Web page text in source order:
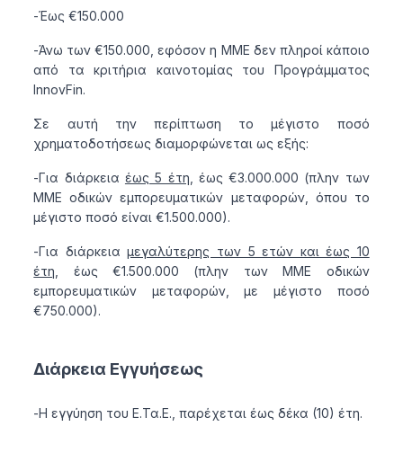
-Έως €150.000
-Άνω των €150.000, εφόσον η ΜΜΕ δεν πληροί κάποιο
από τα κριτήρια καινοτομίας του Προγράμματος
InnovFin.
Σε αυτή την περίπτωση το μέγιστο ποσό
χρηματοδοτήσεως διαμορφώνεται ως εξής:
-Για διάρκεια έως 5 έτη , έως €3.000.000 (πλην των
ΜΜΕ οδικών εμπορευματικών μεταφορών, όπου το
μέγιστο ποσό είναι €1.500.000).
-Για διάρκειαμεγαλύτερης των 5 ετών και έως 10
έτη , έως €1.500.000 (πλην των ΜΜΕ οδικών
εμπορευματικών μεταφορών, με μέγιστο ποσό
€750.000).
Διάρκεια Εγγυήσεως
-Η εγγύηση του Ε.Τα.Ε., παρέχεται έως δέκα (10) έτη.